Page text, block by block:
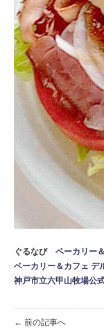
ぐるなび ベーカリー
ベーカリー＆カフェ デ
神戸市立六甲山牧場公
← 前の記事へ